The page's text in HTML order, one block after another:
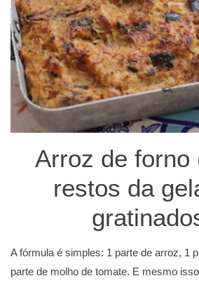
Arroz de forno
restos da
A fórmula é simples: 1 parte de arroz, 1
parte de molho de tomate. E mesmo